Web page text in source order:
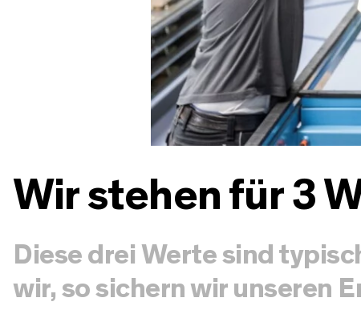
Wir stehen für 3
Diese drei Werte sind
wir, so sichern wir unseren